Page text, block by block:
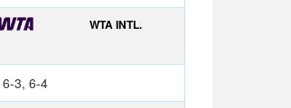
WTA INTL.
6-3, 6-4